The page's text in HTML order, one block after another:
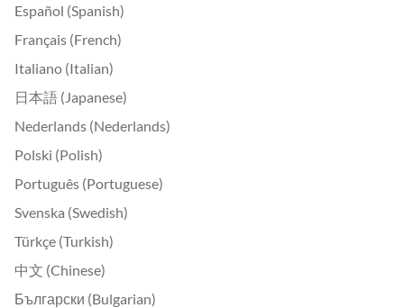
Español (Spanish)
Français (French)
Italiano (Italian)
日本語 (Japanese)
Nederlands (Nederlands)
Polski (Polish)
Português (Portuguese)
Svenska (Swedish)
Türkçe (Turkish)
中文 (Chinese)
Български (Bulgarian)